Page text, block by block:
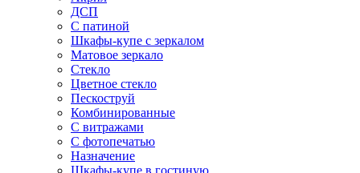
ДСП
С патиной
Шкафы-купе с зеркалом
Матовое зеркало
Стекло
Цветное стекло
Пескоструй
Комбинированные
С витражами
С фотопечатью
Назначение
Шкафы-купе в гостиную